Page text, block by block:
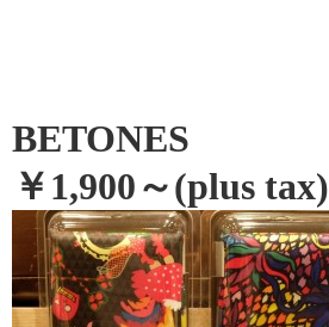
BETONES
￥1,900～(plus tax)